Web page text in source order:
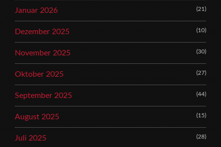
Januar 2026 (21)
Dezember 2025 (10)
November 2025 (30)
Oktober 2025 (27)
September 2025 (44)
August 2025 (15)
Juli 2025 (28)